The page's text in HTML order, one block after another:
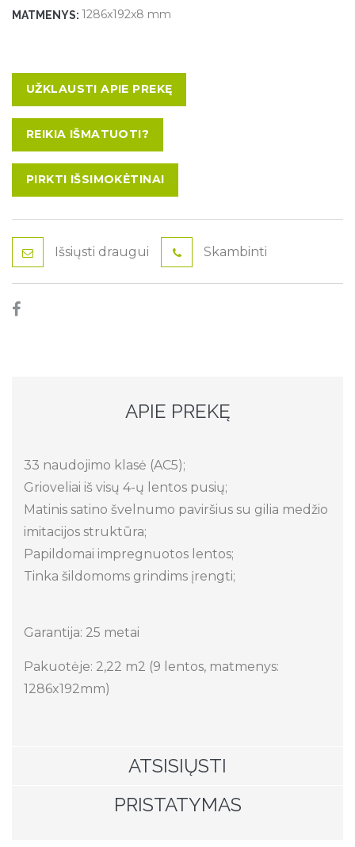
MATMENYS: 1286x192x8 mm
UŽKLAUSTI APIE PREKĘ
REIKIA IŠMATUOTI?
PIRKTI IŠSIMOKĖTINAI
Išsiųsti draugui Skambinti
APIE PREKĘ
33 naudojimo klasė (AC5);
Grioveliai iš visų 4-ų lentos pusių;
Matinis satino švelnumo paviršius su gilia medžio
imitacijos struktūra;
Papildomai impregnuotos lentos;
Tinka šildomoms grindims įrengti;
Garantija: 25 metai
Pakuotėje: 2,22 m2 (9 lentos, matmenys:
1286x192mm)
ATSISIŲSTI
PRISTATYMAS